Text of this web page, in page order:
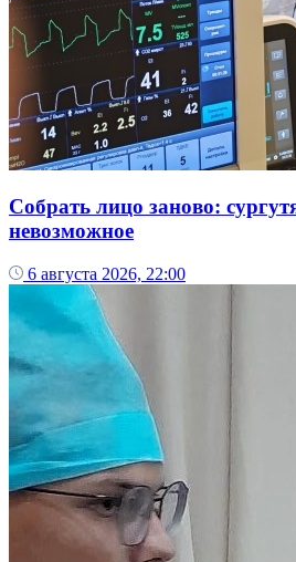
Собрать лицо заново:
невозможное
6 августа 2026, 22:00